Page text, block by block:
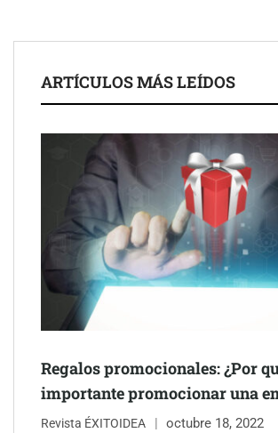
despacho de abogados Málaga de referencia
Brisas del Estrecho abastece a la hostelería
conectando lonjas con establecimientos
ARTÍCULOS MÁS LEÍDOS
Regalos promocionales: ¿Por
importante promocionar una
Revista ÉXITOIDEA octubre 18, 2022